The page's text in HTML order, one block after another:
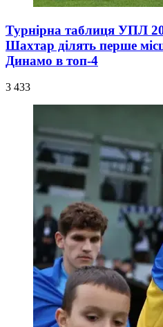
Турнірна таблиця УПЛ
Шахтар ділять перше
Динамо в топ-4
3 433